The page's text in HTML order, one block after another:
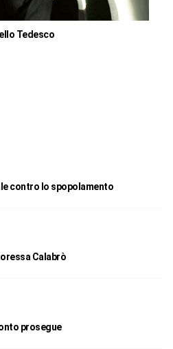
Tedesco
contro lo spopolamento
Calabrò
prosegue